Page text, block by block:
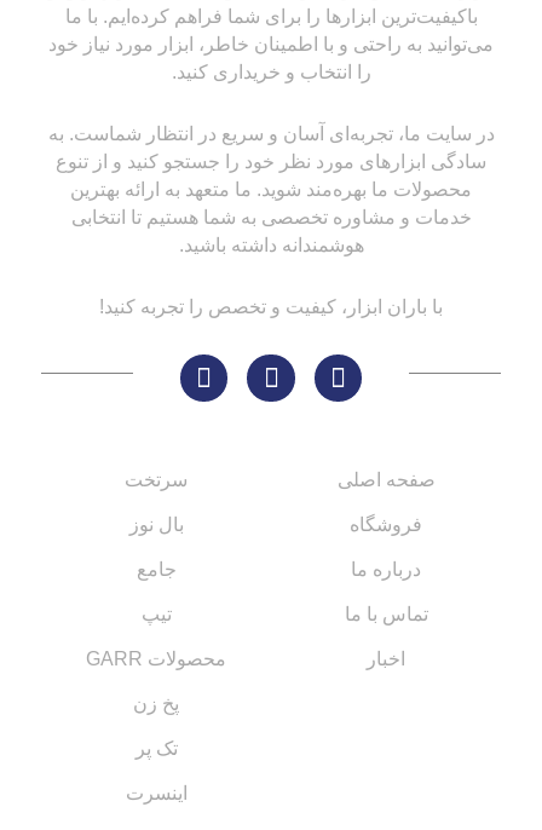
باکیفیت‌ترین ابزارها را برای شما فراهم کرده‌ایم. با ما
می‌توانید به راحتی و با اطمینان خاطر، ابزار مورد نیاز خود
را انتخاب و خریداری کنید.
در سایت ما، تجربه‌ای آسان و سریع در انتظار شماست. به
سادگی ابزارهای مورد نظر خود را جستجو کنید و از تنوع
محصولات ما بهره‌مند شوید. ما متعهد به ارائه بهترین
خدمات و مشاوره تخصصی به شما هستیم تا انتخابی
هوشمندانه داشته باشید.
با باران ابزار، کیفیت و تخصص را تجربه کنید!
صفحه اصلی
فروشگاه
درباره ما
تماس با ما
اخبار
سرتخت
بال نوز
جامع
تیپ
محصولات GARR
پخ زن
تک پر
اینسرت